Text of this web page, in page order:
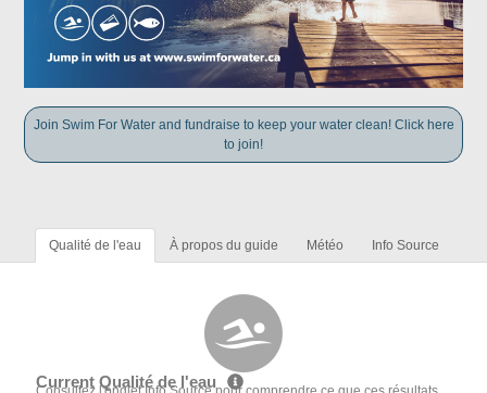
Join Swim For Water and fundraise to keep your water clean! Click here
to join!
Qualité de l'eau À propos du guide Météo Info Source
Current Qualité de l'eau